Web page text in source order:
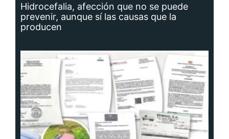
Hidrocefalia, afección que no se puede
prevenir, aunque sí las causas que la
producen